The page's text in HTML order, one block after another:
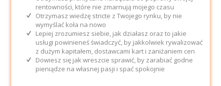
rentowności, które nie zmarnują mojego czasu
Otrzymasz wiedzę stricte z Twojego rynku, by nie
wymyślać koła na nowo
Lepiej zrozumiesz siebie, jak działasz oraz to jakie
usługi powinieneś świadczyć, by jakkolwiek rywalizować
z dużym kapitałem, dostawcami kart i zaniżaniem cen
Dowiesz się jak wreszcie sprawić, by zarabiać godne
pieniądze na własnej pasji i spać spokojnie